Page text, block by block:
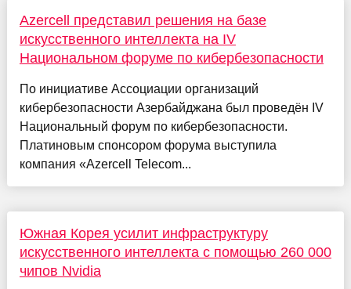
Azercell представил решения на базе
искусственного интеллекта на IV
Национальном форуме по кибербезопасности
По инициативе Ассоциации организаций
кибербезопасности Азербайджана был проведён IV
Национальный форум по кибербезопасности.
Платиновым спонсором форума выступила
компания «Azercell Telecom...
Южная Корея усилит инфраструктуру
искусственного интеллекта с помощью 260 000
чипов Nvidia